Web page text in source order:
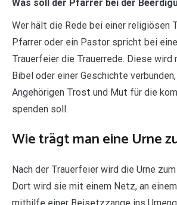
Was soll der Pfarrer bei der
Wer hält die Rede bei einer religiösen
Pfarrer oder ein Pastor spricht bei
Trauerfeier die Trauerrede. Diese wird
Bibel oder einer Geschichte
Angehörigen Trost und Mut für die
spenden soll.
Wie trägt man eine Urne
Nach der Trauerfeier wird die Urne
Dort wird sie mit einem Netz, an